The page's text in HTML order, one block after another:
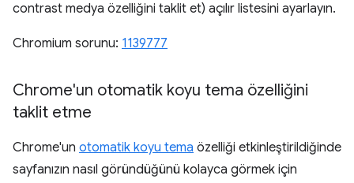
contrast medya özelliğini taklit et) açılır listesini ayarlayın.
Chromium sorunu: 1139777
Chrome'un otomatik koyu tema özelliğini
taklit etme
Chrome'un otomatik koyu tema özelliği etkinleştirildiğinde
sayfanızın nasıl göründüğünü kolayca görmek için